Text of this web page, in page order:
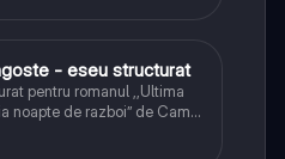
- eseu structurat
pentru romanul ,,Ultima
noapte de razboi” de Camil